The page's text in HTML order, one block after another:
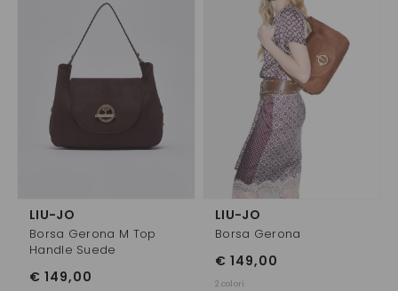
LIU-JO
Borsa Gerona M Top
Handle Suede
€ 149,00
LIU-JO
Borsa Gerona
€ 149,00
2 colori